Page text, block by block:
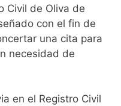
Civil de Oliva de
con el fin de
una cita para
necesidad de
en el Registro Civil